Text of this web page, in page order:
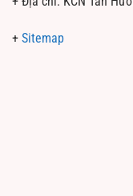
+ Sitemap